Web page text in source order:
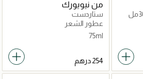
من نيويورك
ستاردست
عطور الشعر
75ml